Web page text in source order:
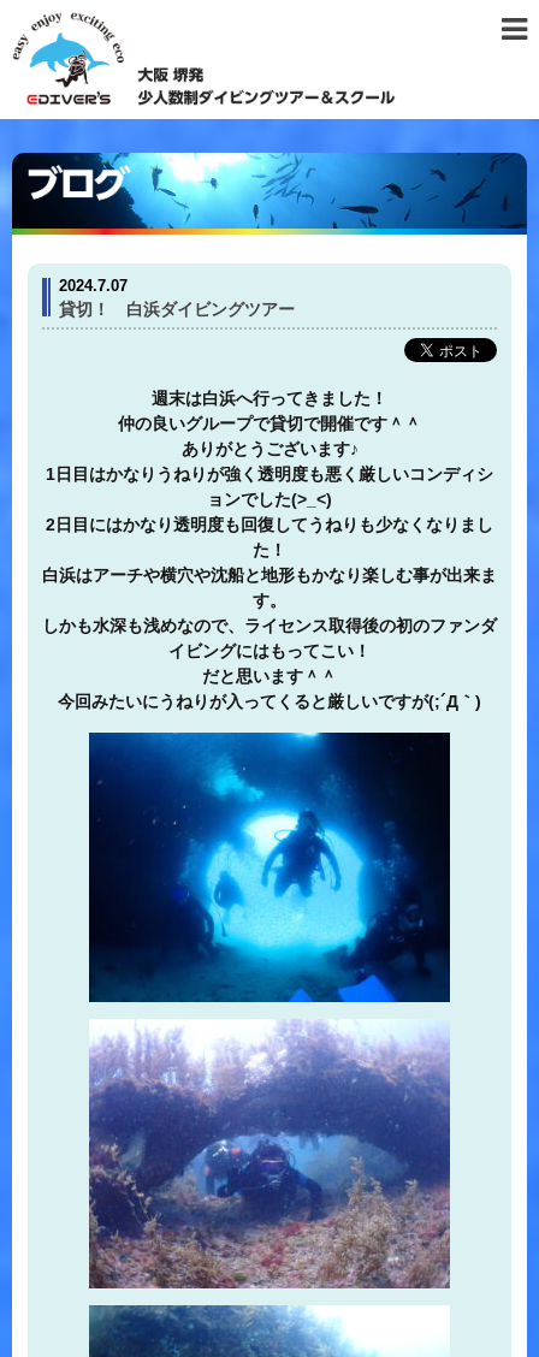
2024.7.07
貸切！ 白浜ダイビングツアー
週末は白浜へ行ってきました！
仲の良いグループで貸切で開催です＾＾
ありがとうございます♪
1日目はかなりうねりが強く透明度も悪く厳しいコンディシ
ョンでした(>_<)
2日目にはかなり透明度も回復してうねりも少なくなりまし
た！
白浜はアーチや横穴や沈船と地形もかなり楽しむ事が出来ま
す。
しかも水深も浅めなので、ライセンス取得後の初のファンダ
イビングにはもってこい！
だと思います＾＾
今回みたいにうねりが入ってくると厳しいですが(;´Д｀)